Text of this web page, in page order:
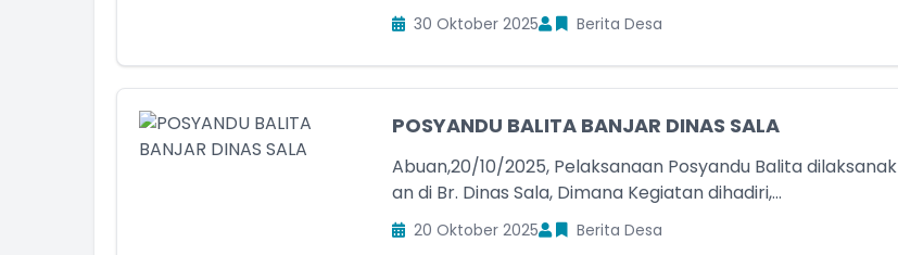
30 Oktober 2025 Berita Desa
POSYANDU BALITA BANJAR DINAS SALA
Abuan,20/10/2025, Pelaksanaan Posyandu Balita dilaksanak
an di Br. Dinas Sala, Dimana Kegiatan dihadiri,...
20 Oktober 2025 Berita Desa
Staff Desa